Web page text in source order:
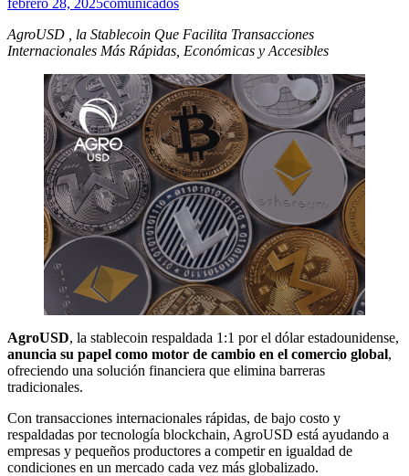
AgroUSD , la Stablecoin Que Facilita Transacciones
Internacionales Más Rápidas, Económicas y Accesibles
AgroUSD, la stablecoin respaldada 1:1 por el dólar estadounidense,
anuncia su papel como motor de cambio en el comercio global,
ofreciendo una solución financiera que elimina barreras
tradicionales.
Con transacciones internacionales rápidas, de bajo costo y
respaldadas por tecnología blockchain, AgroUSD está ayudando a
empresas y pequeños productores a competir en igualdad de
condiciones en un mercado cada vez más globalizado.